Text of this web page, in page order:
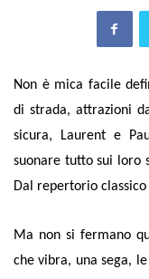
Non è mica facile
di strada, attrazioni
sicura, Laurent e
suonare tutto sui loro
Dal repertorio
Ma non si fermano
che vibra, una sega,